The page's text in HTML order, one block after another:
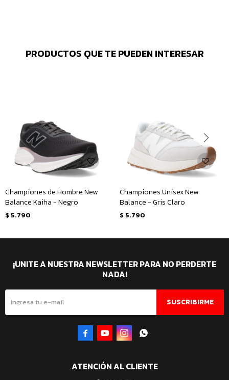
PRODUCTOS QUE TE PUEDEN INTERESAR
Championes de Hombre New
Balance Kaiha - Negro
$ 5.790
Championes Unisex New
Balance - Gris Claro
$ 5.790
ATENCIÓN AL CLIENTE
¡UNITE A NUESTRA NEWSLETTER PARA NO PERDERTE
NADA!
SUSCRIBIRME
   